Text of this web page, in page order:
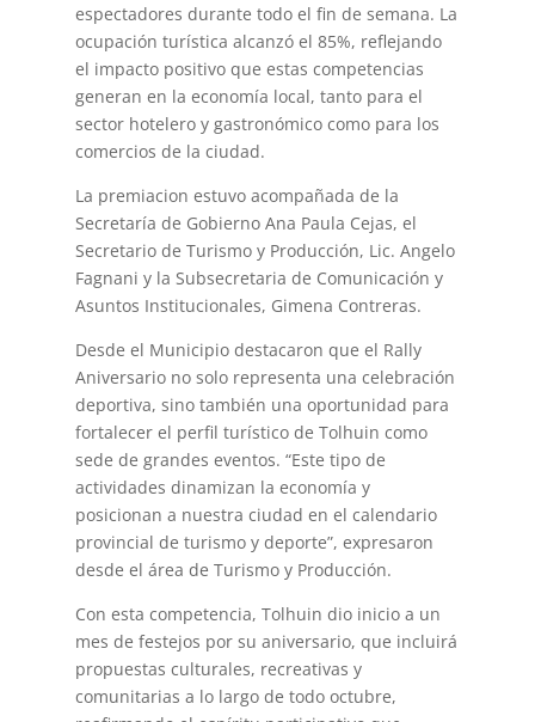
espectadores durante todo el fin de semana. La
ocupación turística alcanzó el 85%, reflejando
el impacto positivo que estas competencias
generan en la economía local, tanto para el
sector hotelero y gastronómico como para los
comercios de la ciudad.
La premiacion estuvo acompañada de la
Secretaría de Gobierno Ana Paula Cejas, el
Secretario de Turismo y Producción, Lic. Angelo
Fagnani y la Subsecretaria de Comunicación y
Asuntos Institucionales, Gimena Contreras.
Desde el Municipio destacaron que el Rally
Aniversario no solo representa una celebración
deportiva, sino también una oportunidad para
fortalecer el perfil turístico de Tolhuin como
sede de grandes eventos. “Este tipo de
actividades dinamizan la economía y
posicionan a nuestra ciudad en el calendario
provincial de turismo y deporte”, expresaron
desde el área de Turismo y Producción.
Con esta competencia, Tolhuin dio inicio a un
mes de festejos por su aniversario, que incluirá
propuestas culturales, recreativas y
comunitarias a lo largo de todo octubre,